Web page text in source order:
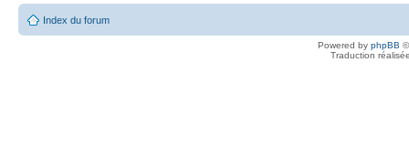
Index du forum
Powered by phpBB
Traduction